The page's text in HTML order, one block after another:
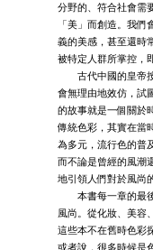
分野的、符合社會需
「美」而創造。我
義的美感，甚至還時
被特定人群所掌控，
古代中國的皇帝按
會無理由地效仿，試
的故事就是一個關於
傳統色彩，其實在當
為多元，流行色的普
而不論是曾經的風潮
地引領人們對於風尚
本書每一章的最後
風尚。從化妝、美容
這些本不在舊時色彩
或者說，很多時候是